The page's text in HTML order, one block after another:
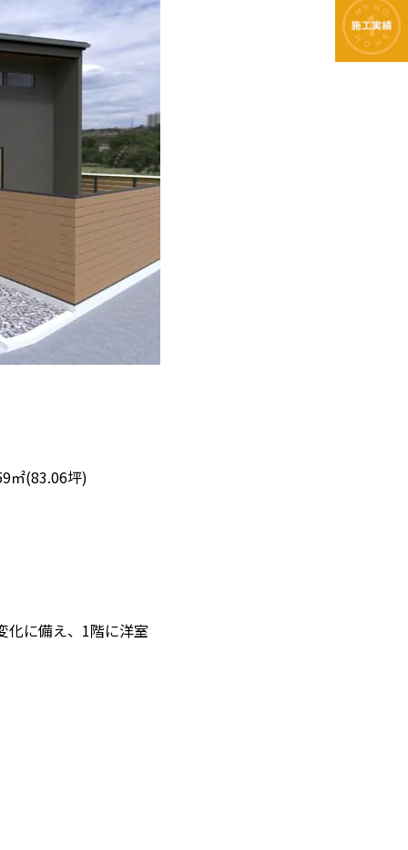
㎡(83.06坪)
化に備え、1階に洋室